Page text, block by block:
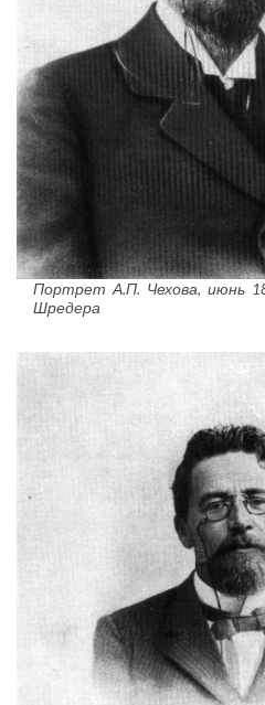
Портрет А.П. Чехова, июнь
Шредера